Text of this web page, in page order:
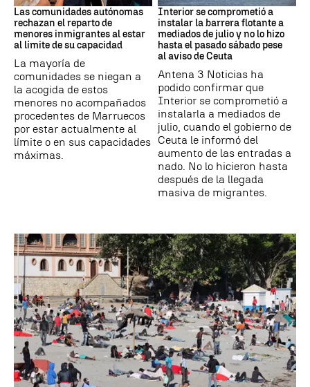
Las comunidades autónomas
rechazan el reparto de
menores inmigrantes al estar
al límite de su capacidad
La mayoría de
comunidades se niegan a
la acogida de estos
menores no acompañados
procedentes de Marruecos
por estar actualmente al
límite o en sus capacidades
máximas.
Interior se comprometió a
instalar la barrera flotante a
mediados de julio y no lo hizo
hasta el pasado sábado pese
al aviso de Ceuta
Antena 3 Noticias ha
podido confirmar que
Interior se comprometió a
instalarla a mediados de
julio, cuando el gobierno de
Ceuta le informó del
aumento de las entradas a
nado. No lo hicieron hasta
después de la llegada
masiva de migrantes.